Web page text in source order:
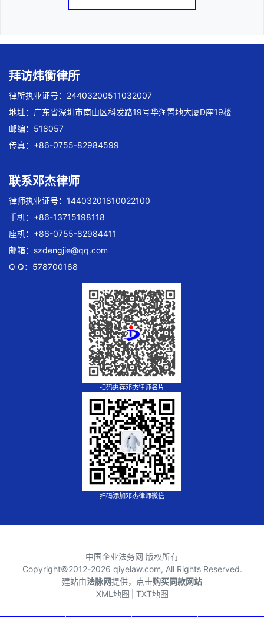
拜访炜衡律所
律所执业证号：24403200511032007
地址：广东省深圳市南山区科发路19号华润置地大厦D座19楼
邮编：518057
传真：+86-0755-82984599
联系邓杰律师
律师执业证号：14403201810022100
手机：+86-13715198118
座机：+86-0755-82984411
邮箱： szdengjie@qq.com
Q Q：578700168
扫码惠存邓杰律师名片
扫码添加邓杰律师微信
中国企业法务网 版权所有
Copyright©2012-2026 qiyelaw.com, All Rights Reserved.
建站由法脉网提供，点击购买同款网站
XML地图
TXT地图